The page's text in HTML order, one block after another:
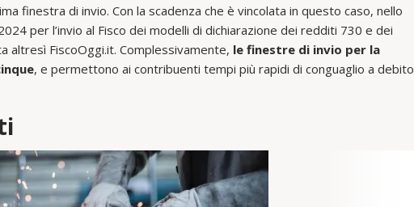
finestra di invio. Con la scadenza che è vincolata in questo caso, nello
per l’invio al Fisco dei modelli di dichiarazione dei redditi 730 e dei
altresì FiscoOggi.it. Complessivamente, le finestre di invio per la
, e permettono ai contribuenti tempi più rapidi di conguaglio a debito